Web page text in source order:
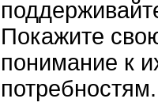
Покажите
понимание к
потребностям.